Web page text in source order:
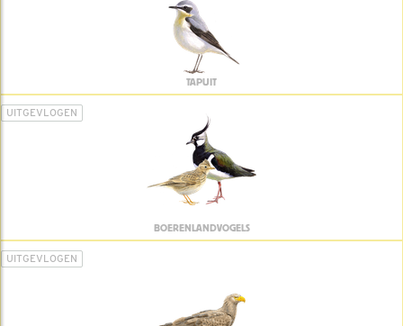
TAPUIT
UITGEVLOGEN
BOERENLANDVOGELS
UITGEVLOGEN